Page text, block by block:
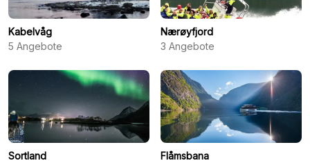
Kabelvåg
5 Angebote
Nærøyfjord
3 Angebote
Sortland
Flåmsbana